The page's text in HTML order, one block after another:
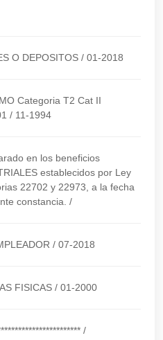
O DEPOSITOS / 01-2018
Categoria T2 Cat II
/ 11-1994
en los beneficios
establecidos por Ley
22702 y 22973, a la fecha
constancia. /
/ 07-2018
FISICAS / 01-2000
/